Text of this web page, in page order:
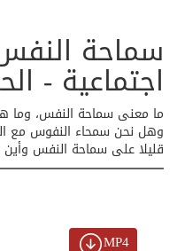
سماحة
اجتماعية -
ما معنى سماحة النفس، وما
وهل نحن سمحاء النفوس مع
قليلا على سماحة النفس
MP4